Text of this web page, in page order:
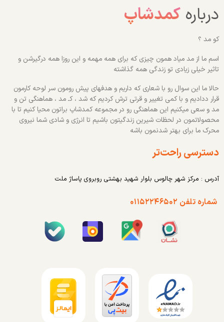
درباره کمدشاپ
کو مد ؟
اسم ما از مد میاد همون چیزی که برای همه مهمه و این روزا همه درگیرشن و
تاثیر خیلی زیادی تو زندگی همه گذاشته
حالا ما این سوال رو با شعاری که داریم و هدفهای پیش رومون سر لوحه کارمون
قرار ددادیم و با کمی تغییر و قرتی ترش کردیم که شد ، کـ مد ، هماهنگی تن و
مد و سعی میکنیم این هماهنگی رو در مجموعه کمدشاپ براتون محیا کنیم تا با
محصولاتمون در لحظات شیرین زندگیتون باشیم تا انرژی و شادی شما نیروی
محرک ما برای بهتر شدنمون باشه
دسترسی راحت‌تر
آدرس : مرکز شهر چالوس بلوار شهید بهشتی روبروی پاساژ ملت
شماره تلفن ۰۱۱۵۲۲۴۶۵۰۲